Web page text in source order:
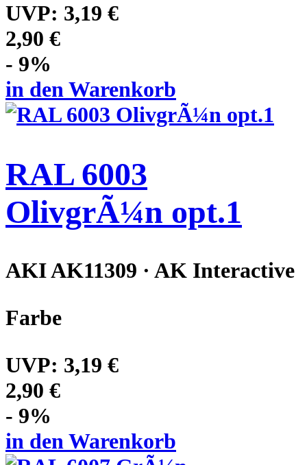
UVP: 3,19 €
2,90 €
- 9%
in den Warenkorb
RAL 6003
OlivgrÃ¼n opt.1
AKI AK11309 · AK Interactive
Farbe
UVP: 3,19 €
2,90 €
- 9%
in den Warenkorb